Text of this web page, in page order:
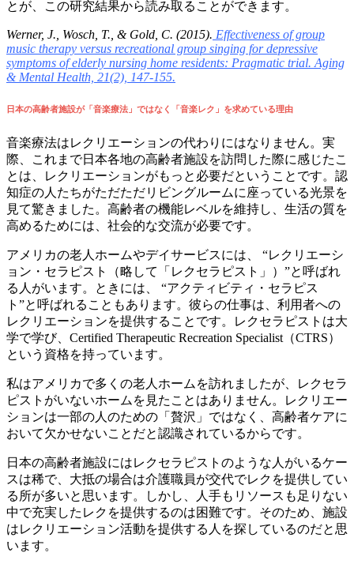
とが、この研究結果から読み取ることができます。
Werner, J., Wosch, T., & Gold, C. (2015). Effectiveness of group
music therapy versus recreational group singing for depressive
symptoms of elderly nursing home residents: Pragmatic trial. Aging
& Mental Health, 21(2), 147-155.
日本の高齢者施設が「音楽療法」ではなく「音楽レク」を求めている理由
音楽療法はレクリエーションの代わりにはなりません。実
際、これまで日本各地の高齢者施設を訪問した際に感じたこ
とは、レクリエーションがもっと必要だということです。認
知症の人たちがただただリビングルームに座っている光景を
見て驚きました。高齢者の機能レベルを維持し、生活の質を
高めるためには、社会的な交流が必要です。
アメリカの老人ホームやデイサービスには、 “レクリエーシ
ョン・セラピスト（略して「レクセラピスト」）”と呼ばれ
る人がいます。ときには、 “アクティビティ・セラピス
ト”と呼ばれることもあります。彼らの仕事は、利用者への
レクリエーションを提供することです。レクセラピストは大
学で学び、Certified Therapeutic Recreation Specialist（CTRS）
という資格を持っています。
私はアメリカで多くの老人ホームを訪れましたが、レクセラ
ピストがいないホームを見たことはありません。レクリエー
ションは一部の人のための「贅沢」ではなく、高齢者ケアに
おいて欠かせないことだと認識されているからです。
日本の高齢者施設にはレクセラピストのような人がいるケー
スは稀で、大抵の場合は介護職員が交代でレクを提供してい
る所が多いと思います。しかし、人手もリソースも足りない
中で充実したレクを提供するのは困難です。そのため、施設
はレクリエーション活動を提供する人を探しているのだと思
います。